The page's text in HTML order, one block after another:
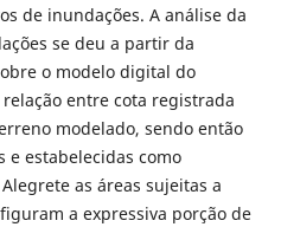
de inundações. A análise da
se deu a partir da
o modelo digital do
entre cota registrada
modelado, sendo então
e estabelecidas como
as áreas sujeitas a
a expressiva porção de